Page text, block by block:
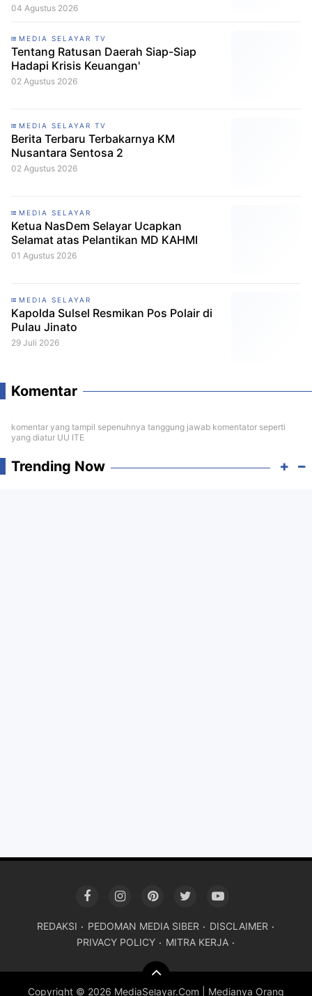
04 Agustus 2026
MEDIA SELAYAR TV
Tentang Ratusan Daerah Siap-Siap
Hadapi Krisis Keuangan'
02 Agustus 2026
MEDIA SELAYAR TV
Berita Terbaru Terbakarnya KM
Nusantara Sentosa 2
02 Agustus 2026
MEDIA SELAYAR
Ketua NasDem Selayar Ucapkan
Selamat atas Pelantikan MD KAHMI
01 Agustus 2026
MEDIA SELAYAR
Kapolda Sulsel Resmikan Pos Polair di
Pulau Jinato
29 Juli 2026
Komentar
komentar yang tampil sepenuhnya tanggung jawab komentator seperti
yang diatur UU ITE
Trending Now
REDAKSI PEDOMAN MEDIA SIBER
DISCLAIMER
PRIVACY POLICY
MITRA KERJA
Copyright © 2026 MediaSelayar.Com | Medianya Orang